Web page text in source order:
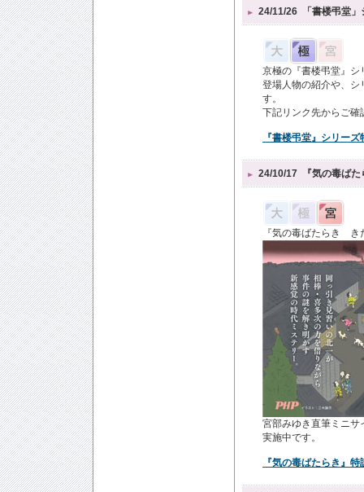
24/11/26 「書楼弔堂
京極の『書楼弔堂』シ
登場人物の紹介や、シ
す。
下記リンク先からご確
『書楼弔堂』シリー
24/10/17 『気の毒ば
『気の毒ばたらき き
宮部みゆき直筆ミニサ
実施中です。
『気の毒ばたらき』特